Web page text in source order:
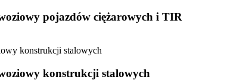
pojazdów ciężarowych i TIR
konstrukcji stalowych